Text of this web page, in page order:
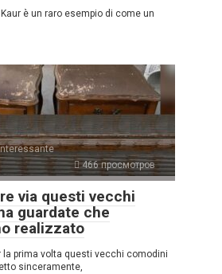
è un raro esempio di come un
466 просмотров
via questi vecchi
guardate che
realizzato
la prima volta questi vecchi comodini
sinceramente,